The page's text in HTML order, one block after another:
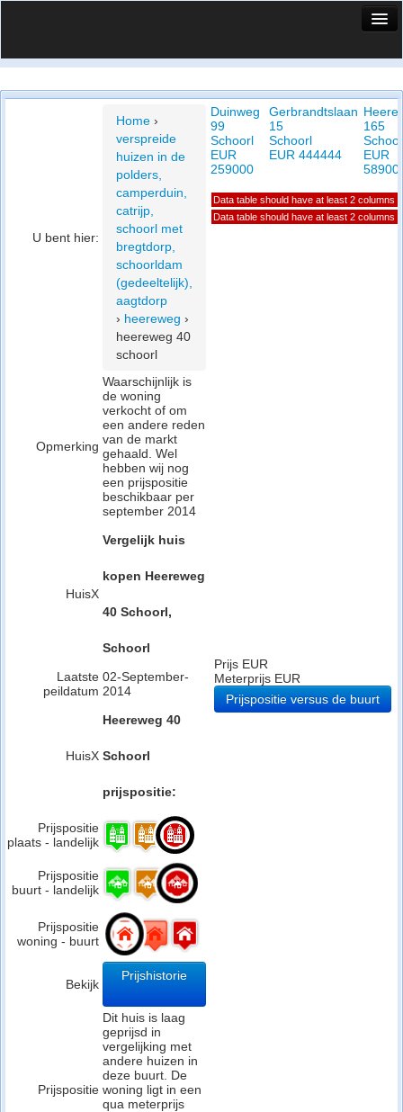
Vergelijk prijsposities - wijk
U bent hier:
Home ›
verspreide
huizen in de
polders,
camperduin,
catrijp,
schoorl met
bregtdorp,
schoorldam
(gedeeltelijk),
aagtdorp
› heereweg ›
heereweg 40
schoorl
Opmerking
Waarschijnlijk is
de woning
verkocht of om
een andere reden
van de markt
gehaald. Wel
hebben wij nog
een prijspositie
beschikbaar per
september 2014
HuisX
Vergelijk huis
kopen Heereweg
40 Schoorl,
Schoorl
Laatste
peildatum
02-September-
2014
HuisX
Heereweg 40
Schoorl
prijspositie:
Prijspositie
plaats - landelijk
Prijspositie
buurt - landelijk
Prijspositie
woning - buurt
Bekijk
Prijshistorie
Prijspositie
Dit huis is laag
geprijsd in
vergelijking met
andere huizen in
deze buurt. De
woning ligt in een
qua meterprijs
Duinweg
99
Schoorl
EUR
259000
Gerbrandtslaan
15
Schoorl
EUR 444444
165
EUR
Data table should have at least 2 columns
Data table should have at least 2 columns
Prijs EUR
Meterprijs EUR
Prijspositie versus de buurt